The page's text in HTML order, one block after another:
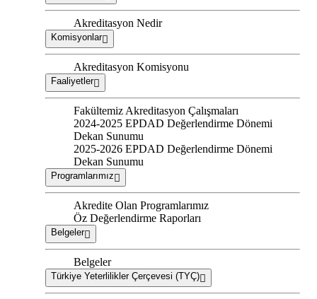
Akreditasyon Nedir
Komisyonlar
Akreditasyon Komisyonu
Faaliyetler
Fakültemiz Akreditasyon Çalışmaları
2024-2025 EPDAD Değerlendirme Dönemi
Dekan Sunumu
2025-2026 EPDAD Değerlendirme Dönemi
Dekan Sunumu
Programlarımız
Akredite Olan Programlarımız
Öz Değerlendirme Raporları
Belgeler
Belgeler
Türkiye Yeterlilikler Çerçevesi (TYÇ)